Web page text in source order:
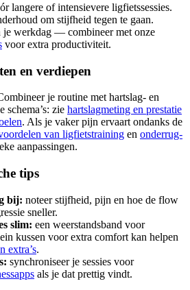
langere of intensievere ligfietssessies.
om stijfheid tegen te gaan.
je werkdag — combineer met onze
voor extra productiviteit.
en verdiepen
je routine met hartslag- en
schema’s: zie hartslagmeting en prestatie
. Als je vaker pijn ervaart ondanks de
van ligfietstraining en onderrug-
aanpassingen.
tips
bij: noteer stijfheid, pijn en hoe de flow
sneller.
slim: een weerstandsband voor
kussen voor extra comfort kan helpen
extra’s.
synchroniseer je sessies voor
als je dat prettig vindt.